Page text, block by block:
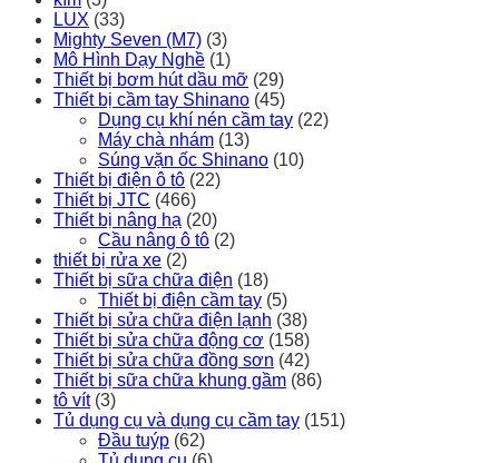
LUX (33)
Mighty Seven (M7) (3)
Mô Hình Dạy Nghề (1)
Thiết bị bơm hút dầu mỡ (29)
Thiết bị cầm tay Shinano (45)
Dụng cụ khí nén cầm tay (22)
Máy chà nhám (13)
Súng vặn ốc Shinano (10)
Thiết bị điện ô tô (22)
Thiết bị JTC (466)
Thiết bị nâng hạ (20)
Cầu nâng ô tô (2)
thiết bị rửa xe (2)
Thiết bị sữa chữa điện (18)
Thiết bị điện cầm tay (5)
Thiết bị sửa chữa điện lạnh (38)
Thiết bị sửa chữa động cơ (158)
Thiết bị sửa chữa đồng sơn (42)
Thiết bị sữa chữa khung gầm (86)
tô vít (3)
Tủ dụng cụ và dụng cụ cầm tay (151)
Đầu tuýp (62)